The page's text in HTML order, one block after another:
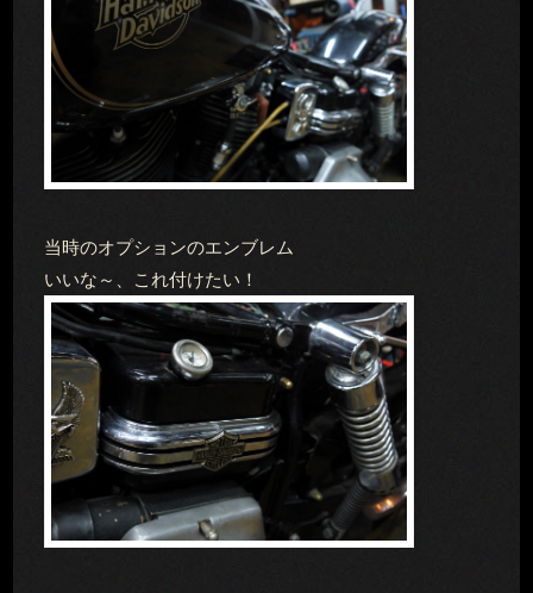
当時のオプションのエンブレム
いいな～、これ付けたい！